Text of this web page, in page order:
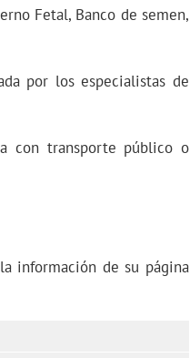
Fetal, Banco de semen,
por los especialistas de
con transporte público o
información de su página